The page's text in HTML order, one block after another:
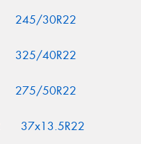
245/30R22
325/40R22
275/50R22
37x13.5R22